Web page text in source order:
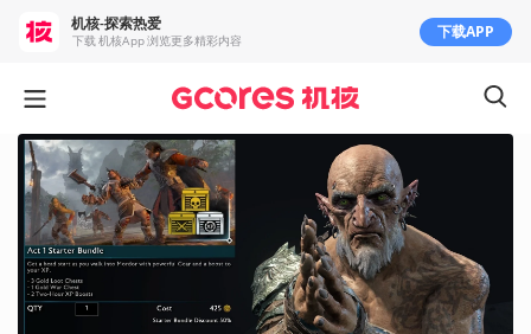
机核-探索热爱
下载 机核App 浏览更多精彩内容 下载APP